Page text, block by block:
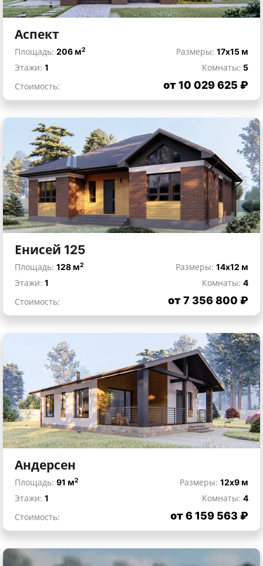
Аспект
Площадь: 206 м2 Размеры: 17x15 м
Этажи: 1 Комнаты: 5
Стоимость:
от 10 029 625 ₽
Енисей 125
Площадь: 128 м2 Размеры: 14x12 м
Этажи: 1 Комнаты: 4
Стоимость:
от 7 356 800 ₽
Андерсен
Площадь: 91 м2 Размеры: 12x9 м
Этажи: 1 Комнаты: 4
Стоимость:
от 6 159 563 ₽